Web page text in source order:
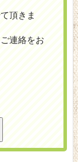
頂きま
連絡をお